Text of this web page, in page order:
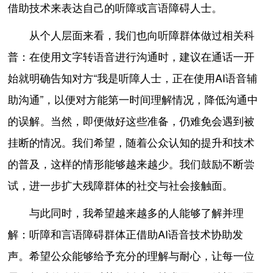
借助技术来表达自己的听障或言语障碍人士。
从个人层面来看，我们也向听障群体做过相关科
普：在使用文字转语音进行沟通时，建议在通话一开
始就明确告知对方“我是听障人士，正在使用AI语音辅
助沟通”，以便对方能第一时间理解情况，降低沟通中
的误解。当然，即便做好这些准备，仍难免会遇到被
挂断的情况。我们希望，随着公众认知的提升和技术
的普及，这样的情形能够越来越少。我们鼓励不断尝
试，进一步扩大残障群体的社交与社会接触面。
与此同时，我希望越来越多的人能够了解并理
解：听障和言语障碍群体正借助AI语音技术协助发
声。希望公众能够给予充分的理解与耐心，让每一位